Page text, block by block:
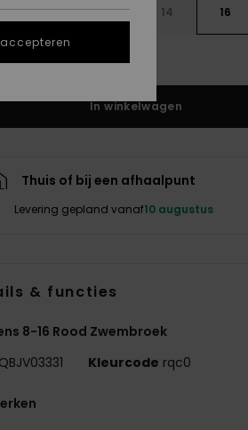
10 12 14 16
In winkelwagen
Thuis of bij een afhaalpunt
Levering gepland vanaf10 augustus
& functies
8-16 Rood Zwembroek
Kleurcode rqc0